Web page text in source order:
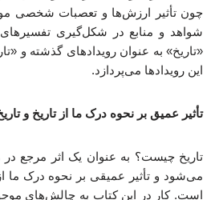
چون تأثیر ارزش‌ها و تعصبات شخصی
شواهد و منابع در شکل‌گیری
«تاریخ» به عنوان رویدادهای گذشته و
این رویدادها می‌پردازد.
تأثیر عمیق بر نحوه درک ما از تاریخ و
تاریخ چیست؟ به عنوان یک اثر مرجع در
می‌شود و تأثیر عمیقی بر نحوه درک ما از
است. کار در این کتاب به چالش‌های